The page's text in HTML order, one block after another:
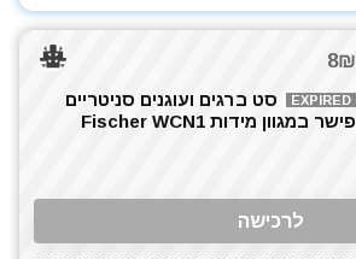
8₪
EXPIRED
סט ברגים ועוגנים סניטריים
פישר במגוון מידות Fischer WCN1
לרכישה